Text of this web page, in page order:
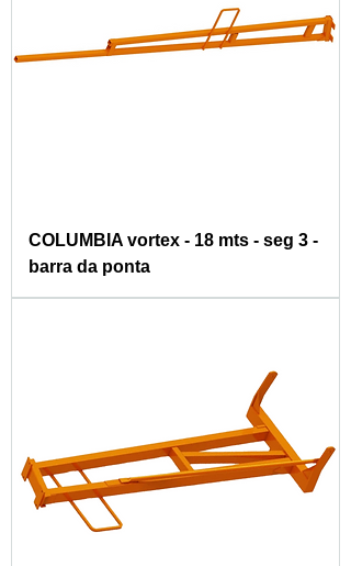
COLUMBIA vortex - 18 mts - seg 3 -
barra da ponta